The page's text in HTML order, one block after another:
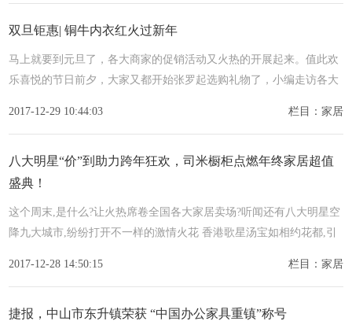
双旦钜惠| 铜牛内衣红火过新年
马上就要到元旦了，各大商家的促销活动又火热的开展起来。值此欢
乐喜悦的节日前夕，大家又都开始张罗起选购礼物了，小编走访各大
2017-12-29 10:44:03
栏目：家居
八大明星“价”到助力跨年狂欢，司米橱柜点燃年终家居超值
盛典！
这个周末,是什么?让火热席卷全国各大家居卖场?听闻还有八大明星空
降九大城市,纷纷打开不一样的激情火花 香港歌星汤宝如相约花都,引
2017-12-28 14:50:15
栏目：家居
捷报，中山市东升镇荣获 “中国办公家具重镇”称号